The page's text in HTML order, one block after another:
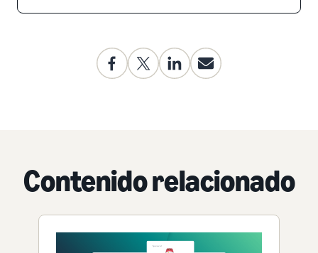
Contenido relacionado